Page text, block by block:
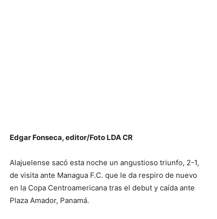
Edgar Fonseca, editor/Foto LDA CR
Alajuelense sacó esta noche un angustioso triunfo, 2-1,
de visita ante Managua F.C. que le da respiro de nuevo
en la Copa Centroamericana tras el debut y caída ante
Plaza Amador, Panamá.